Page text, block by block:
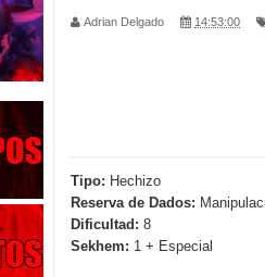
Los Muertos Gobiernan a los Vivos
Escondido a Plena Luz
El Enemigo de mi Enemigo
Coletazos
Los Horrores del Infierno
Oídos Sordos
Adrian Delgado 14:53:00
Tipo: Hechizo
Reserva de Dados:
Dificultad: 8
Sekhem: 1 + Especial